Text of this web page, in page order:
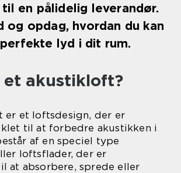
en pålidelig leverandør.
og opdag, hvordan du kan
lyd i dit rum.
et akustikloft?
er et loftsdesign, der er
til at forbedre akustikken i
af en speciel type
loftsflader, der er
at absorbere, sprede eller